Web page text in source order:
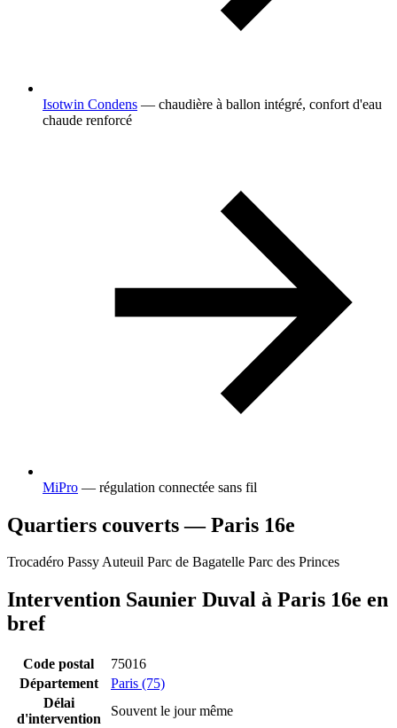
Isotwin Condens — chaudière à ballon intégré, confort d'eau
chaude renforcé
MiPro — régulation connectée sans fil
Quartiers couverts — Paris 16e
Trocadéro PassyAuteuil Parc de Bagatelle Parc des Princes
Intervention Saunier Duval à Paris 16e en
bref
Code postal
75016
Département
Paris (75)
Délai
d'intervention
Souvent le jour même